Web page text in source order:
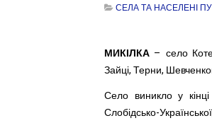
СЕЛА ТА НАСЕЛЕНІ
МИКІЛКА – село
Зайці, Терни,
Село виникло у
Слобідсько-